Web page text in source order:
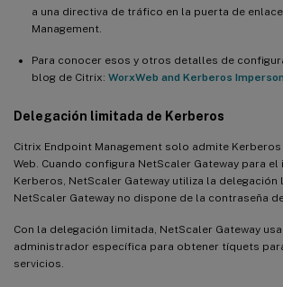
a una directiva de tráfico en la puerta de
Management.
Para conocer esos y otros detalles de
blog de Citrix: WorxWeb and Kerberos
Delegación limitada de Kerberos
Citrix Endpoint Management solo admite
Web. Cuando configura NetScaler Gateway para el
Kerberos, NetScaler Gateway utiliza la delegación
NetScaler Gateway no dispone de la contraseña
Con la delegación limitada, NetScaler Gateway
administrador específica para obtener tíquets
servicios.